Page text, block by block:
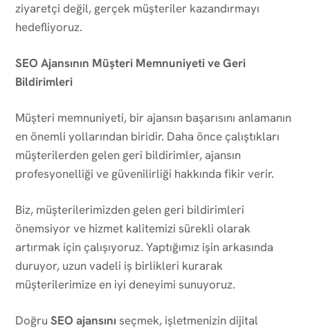
ziyaretçi değil, gerçek müşteriler kazandırmayı
hedefliyoruz.
SEO Ajansının Müşteri Memnuniyeti ve Geri
Bildirimleri
Müşteri memnuniyeti, bir ajansın başarısını anlamanın
en önemli yollarından biridir. Daha önce çalıştıkları
müşterilerden gelen geri bildirimler, ajansın
profesyonelliği ve güvenilirliği hakkında fikir verir.
Biz, müşterilerimizden gelen geri bildirimleri
önemsiyor ve hizmet kalitemizi sürekli olarak
artırmak için çalışıyoruz. Yaptığımız işin arkasında
duruyor, uzun vadeli iş birlikleri kurarak
müşterilerimize en iyi deneyimi sunuyoruz.
Doğru SEO ajansını seçmek, işletmenizin dijital